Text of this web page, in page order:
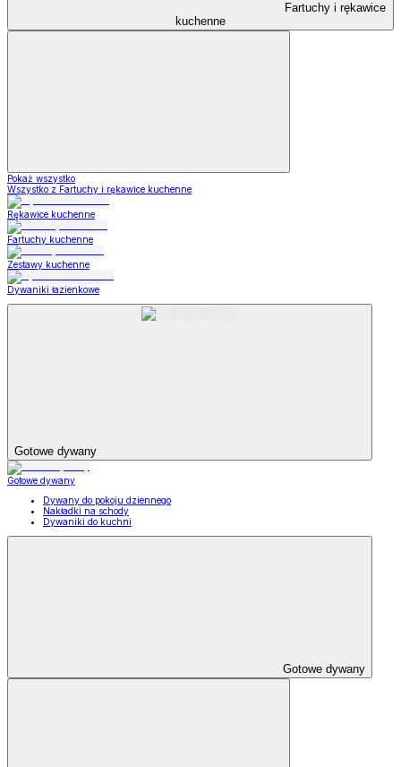
Fartuchy i rękawice
kuchenne
Pokaż wszystko
Wszystko z Fartuchy i rękawice kuchenne
Rękawice kuchenne
Fartuchy kuchenne
Zestawy kuchenne
Dywaniki łazienkowe
Gotowe dywany
Gotowe dywany
Dywany do pokoju dziennego
Nakładki na schody
Dywaniki do kuchni
Gotowe dywany